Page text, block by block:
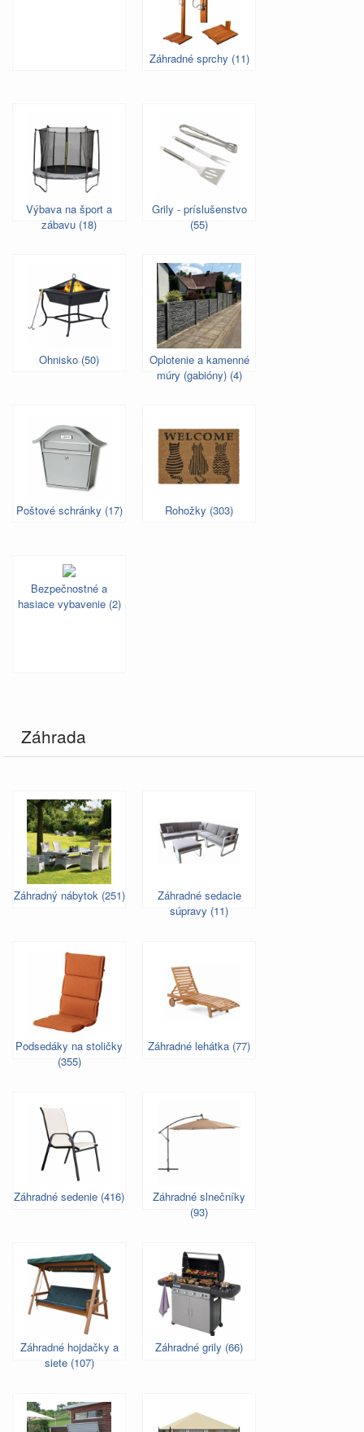
Záhradné sprchy (11)
Výbava na šport a
zábavu (18)
Grily - príslušenstvo
(55)
Ohnisko (50)
Oplotenie a kamenné
múry (gabióny) (4)
Poštové schránky (17) Rohožky (303)
Bezpečnostné a
hasiace vybavenie (2)
Záhrada
Záhradný nábytok (251)
Záhradné sedacie
súpravy (11)
Podsedáky na stoličky
(355)
Záhradné lehátka (77)
Záhradné sedenie (416)
Záhradné slnečníky
(93)
Záhradné hojdačky a
siete (107)
Záhradné grily (66)